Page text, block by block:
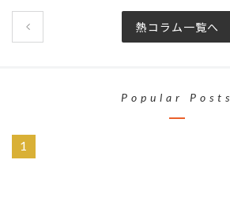
熱コラム一覧へ
Popular Posts